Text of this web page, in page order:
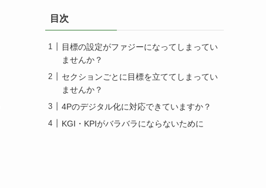
目次
目標の設定がファジーになってしまってい
ませんか？
セクションごとに目標を立ててしまってい
ませんか？
4Pのデジタル化に対応できていますか？
KGI・KPIがバラバラにならないために